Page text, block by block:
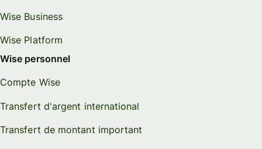
Wise Business
Wise Platform
Wise personnel
Compte Wise
Transfert d'argent international
Transfert de montant important